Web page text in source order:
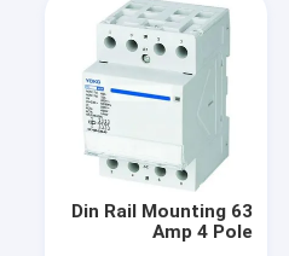
مصبوب حالة الدائرة الموجة
التتابع الزائد الحراري
صندوق تقاطع مقاوم للماء
حامي التسرب
قواطع دوائر حماية المحرك
Din Rail Mounting 63
Amp 4 Pole